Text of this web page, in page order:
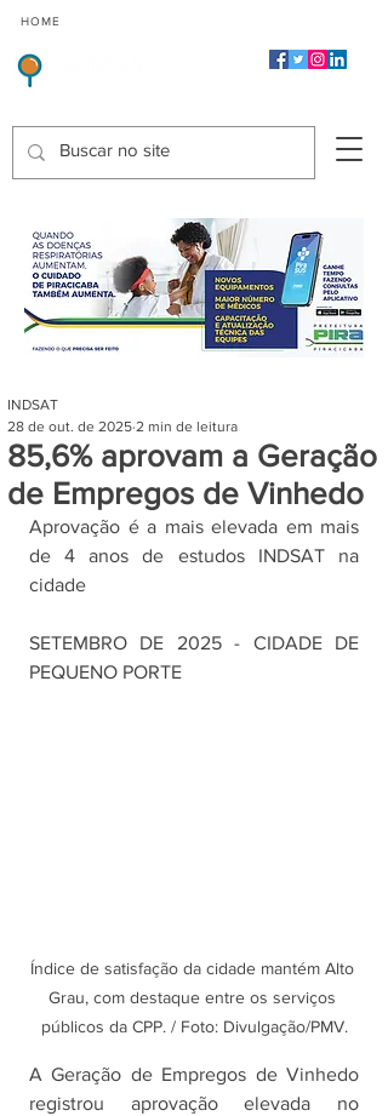
HOME
85,6% aprovam a Geração
de Empregos de Vinhedo
INDSAT
28 de out. de 2025 2 min de leitura
Aprovação é a mais elevada em mais
de 4 anos de estudos INDSAT na
cidade
SETEMBRO DE 2025 - CIDADE DE
PEQUENO PORTE
Índice de satisfação da cidade mantém Alto
Grau, com destaque entre os serviços
públicos da CPP. / Foto: Divulgação/PMV.
A Geração de Empregos de Vinhedo
registrou aprovação elevada no